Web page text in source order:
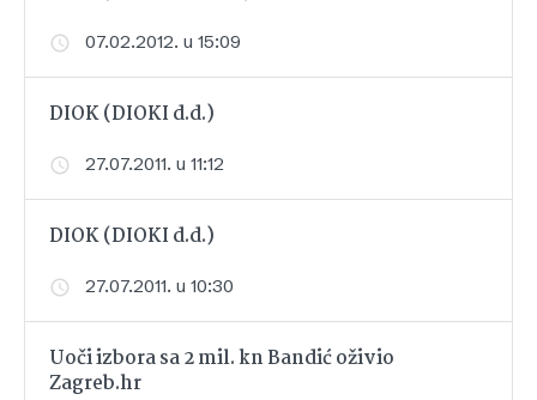
07.02.2012. u 15:09
DIOK (DIOKI d.d.)
27.07.2011. u 11:12
DIOK (DIOKI d.d.)
27.07.2011. u 10:30
Uoči izbora sa 2 mil. kn Bandić oživio
Zagreb.hr